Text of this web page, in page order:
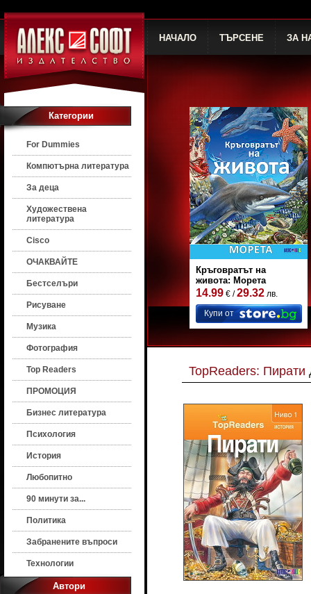
НАЧАЛО ТЪРСЕНЕ ЗА
Категории
For Dummies
Компютърна литература
За деца
Художествена
литература
Cisco
ОЧАКВАЙТЕ
Бестселъри
Рисуване
Музика
Фотография
Top Readers
ПРОМОЦИЯ
Бизнес литература
Психология
История
Любопитно
90 минути за...
Политика
Забранените въпроси
Технологии
Автори
Кръговратът на
живота: Морета
14.99 € /29.32 лв.
Купи от
TopReaders: Пирати